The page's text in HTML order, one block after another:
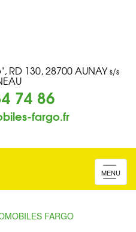
RD 130, 28700 AUNAYs/s
74 86
fargo.fr
MENU
FARGO